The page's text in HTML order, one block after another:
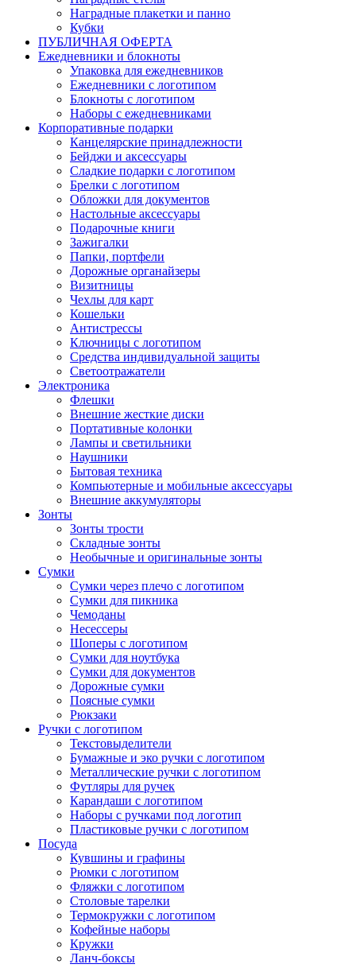
Наградные плакетки и панно
Кубки
ПУБЛИЧНАЯ ОФЕРТА
Ежедневники и блокноты
Упаковка для ежедневников
Ежедневники с логотипом
Блокноты с логотипом
Наборы с ежедневниками
Корпоративные подарки
Канцелярские принадлежности
Бейджи и аксессуары
Сладкие подарки с логотипом
Брелки с логотипом
Обложки для документов
Настольные аксессуары
Подарочные книги
Зажигалки
Папки, портфели
Дорожные органайзеры
Визитницы
Чехлы для карт
Кошельки
Антистрессы
Ключницы с логотипом
Средства индивидуальной защиты
Светоотражатели
Электроника
Флешки
Внешние жесткие диски
Портативные колонки
Лампы и светильники
Наушники
Бытовая техника
Компьютерные и мобильные аксессуары
Внешние аккумуляторы
Зонты
Зонты трости
Складные зонты
Необычные и оригинальные зонты
Сумки
Сумки через плечо с логотипом
Сумки для пикника
Чемоданы
Несессеры
Шоперы с логотипом
Сумки для ноутбука
Сумки для документов
Дорожные сумки
Поясные сумки
Рюкзаки
Ручки с логотипом
Текстовыделители
Бумажные и эко ручки с логотипом
Металлические ручки с логотипом
Футляры для ручек
Карандаши с логотипом
Наборы с ручками под логотип
Пластиковые ручки с логотипом
Посуда
Кувшины и графины
Рюмки с логотипом
Фляжки с логотипом
Столовые тарелки
Термокружки с логотипом
Кофейные наборы
Кружки
Ланч-боксы